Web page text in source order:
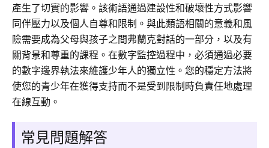
產生了切實的影響。該術語通過建設性和破壞性方式影響
同伴壓力以及個人自尊和限制。與此類語相關的意義和風
險需要成為父母與孩子之間弗蘭克對話的一部分，以及有
關背景和尊重的課程。在數字監控過程中，必須通過必要
的數字邊界執法來維護少年人的獨立性。您的穩定方法將
使您的青少年在獲得支持而不是受到限制時負責任地處理
在線互動。
常見問題解答